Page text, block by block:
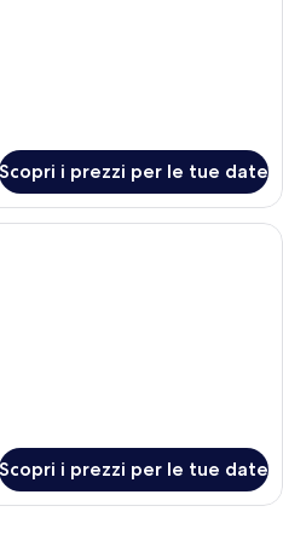
Scopri i prezzi per le tue date
Un edificio in pietra con un patio
Scopri i prezzi per le tue date